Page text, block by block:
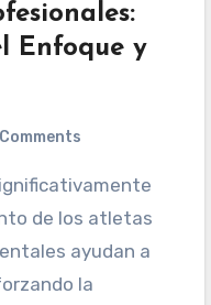
Enfoque y
de los atletas
ayudan a
la